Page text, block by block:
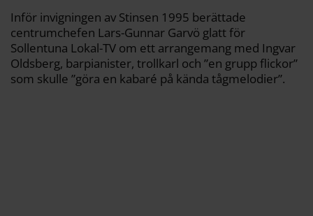
k k
Inför invigningen av Stinsen 1995 berättade
centrumchefen Lars-Gunnar Garvö glatt för
Sollentuna Lokal-TV om ett arrangemang med Ingvar
Oldsberg, barpianister, trollkarl och ”en grupp flickor”
som skulle ”göra en kabaré på kända tågmelodier”.